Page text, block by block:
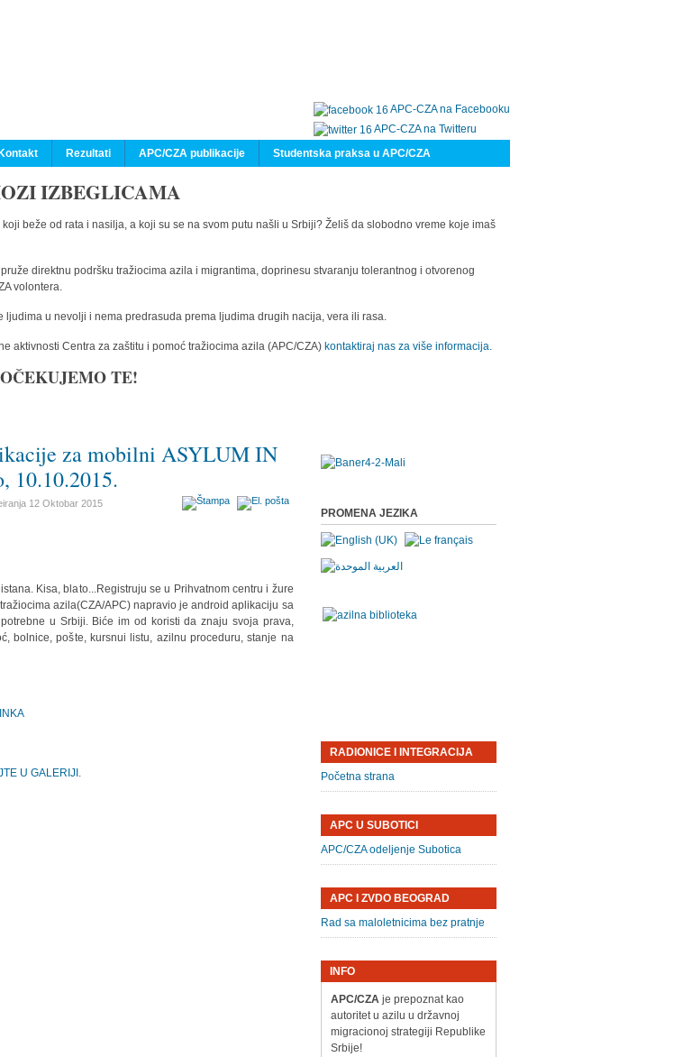
APC-CZA na Facebooku
APC-CZA na Twitteru
Kontakt Rezultati APC/CZA publikacije Studentska praksa u APC/CZA
IZBEGLICAMA
beže od rata i nasilja, a koji su se na svom putu našli u Srbiji? Želiš da slobodno vreme koje imaš
direktnu podršku tražiocima azila i migrantima, doprinesu stvaranju tolerantnog i otvorenog
volontera.
u nevolji i nema predrasuda prema ljudima drugih nacija, vera ili rasa.
aktivnosti Centra za zaštitu i pomoć tražiocima azila (APC/CZA) kontaktiraj nas za više informacija.
OČEKUJEMO TE!
za mobilni ASYLUM IN
10.10.2015.
12 Oktobar 2015
Kisa, blato...Registruju se u Prihvatnom centru i žure
azila(CZA/APC) napravio je android aplikaciju sa
u Srbiji. Biće im od koristi da znaju svoja prava,
bolnice, pošte, kursnui listu, azilnu proceduru, stanje na
U GALERIJI.
PROMENA JEZIKA
RADIONICE I INTEGRACIJA
Početna strana
APC U SUBOTICI
APC/CZA odeljenje Subotica
APC I ZVDO BEOGRAD
Rad sa maloletnicima bez pratnje
INFO
APC/CZAje prepoznat kao
autoritet u azilu u državnoj
migracionoj strategiji Republike
Srbije!